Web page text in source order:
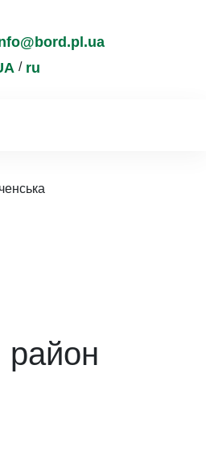
ru
район